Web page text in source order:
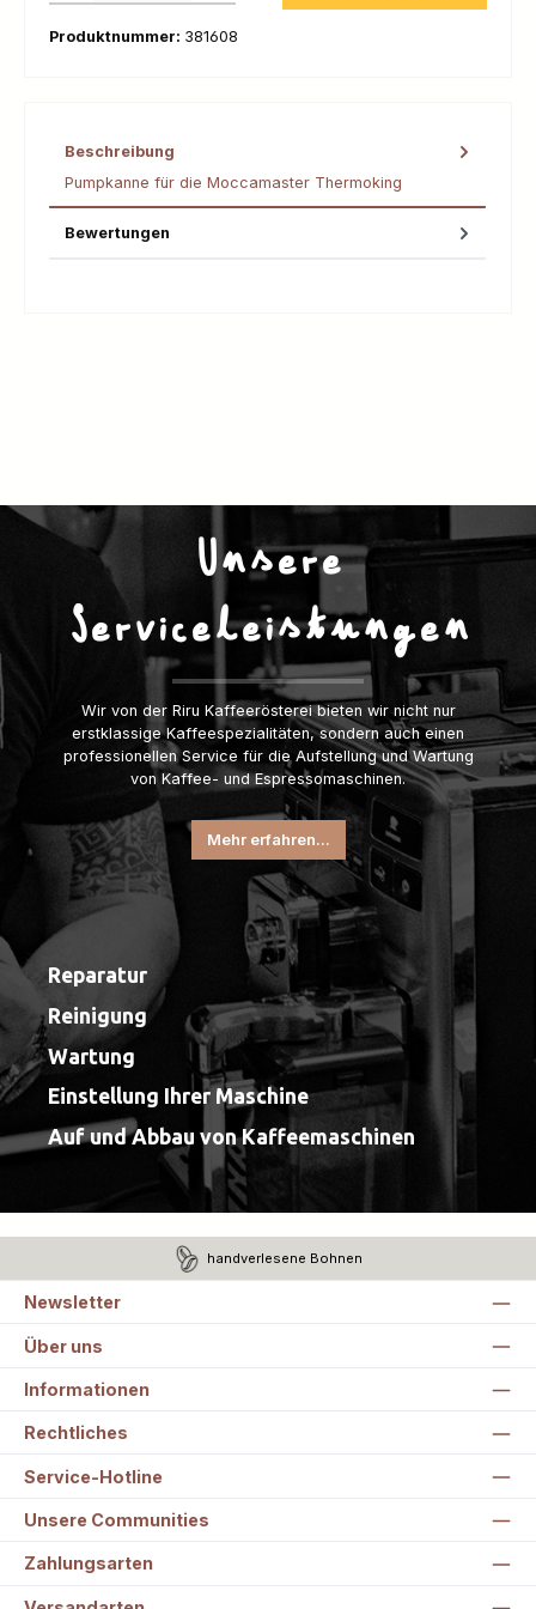
Produktnummer: 381608
Beschreibung
Pumpkanne für die Moccamaster Thermoking
Bewertungen
Unsere
Serviceleistungen
Wir von der Riru Kaffeerösterei bieten wir nicht nur
erstklassige Kaffeespezialitäten, sondern auch einen
professionellen Service für die Aufstellung und Wartung
von Kaffee- und Espressomaschinen.
Mehr erfahren...
Reparatur
Reinigung
Wartung
Einstellung Ihrer Maschine
Auf und Abbau von Kaffeemaschinen
handverlesene Bohnen
Newsletter
Über uns
Informationen
Rechtliches
Service-Hotline
Unsere Communities
Zahlungsarten